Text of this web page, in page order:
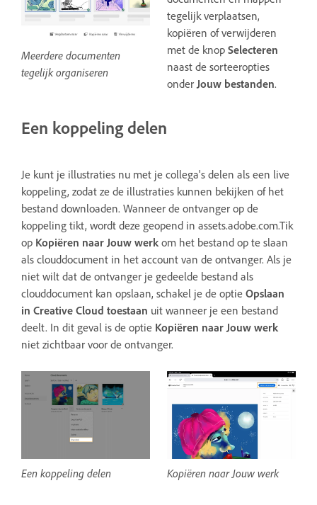
Meerdere documenten
tegelijk organiseren
tegelijk verplaatsen,
kopiëren of verwijderen
met de knop Selecteren
naast de sorteeropties
onder Jouw bestanden.
Een koppeling delen
Je kunt je illustraties nu met je collega's delen als een live
koppeling, zodat ze de illustraties kunnen bekijken of het
bestand downloaden. Wanneer de ontvanger op de
koppeling tikt, wordt deze geopend in assets.adobe.com.Tik
op Kopiëren naar Jouw werk om het bestand op te slaan
als clouddocument in het account van de ontvanger. Als je
niet wilt dat de ontvanger je gedeelde bestand als
clouddocument kan opslaan, schakel je de optie Opslaan
in Creative Cloud toestaan uit wanneer je een bestand
deelt. In dit geval is de optie Kopiëren naar Jouw werk
niet zichtbaar voor de ontvanger.
Een koppeling delen Kopiëren naar Jouw werk